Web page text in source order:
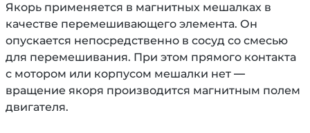
Якорь применяется в магнитных мешалках в
качестве перемешивающего элемента. Он
опускается непосредственно в сосуд со смесью
для перемешивания. При этом прямого контакта
с мотором или корпусом мешалки нет —
вращение якоря производится магнитным полем
двигателя.